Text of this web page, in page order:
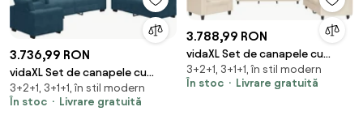
3.736,99 RON
vidaXL Set de canapele cu
perne, 3 piese, albastru,
catifea
3+2+1, 3+1+1, în stil modern
În stoc
Livrare gratuită
3.788,99 RON
vidaXL Set de canapele cu
perne, 3 piese, bej, microfibră
3+2+1, 3+1+1, în stil modern
În stoc
Livrare gratuită